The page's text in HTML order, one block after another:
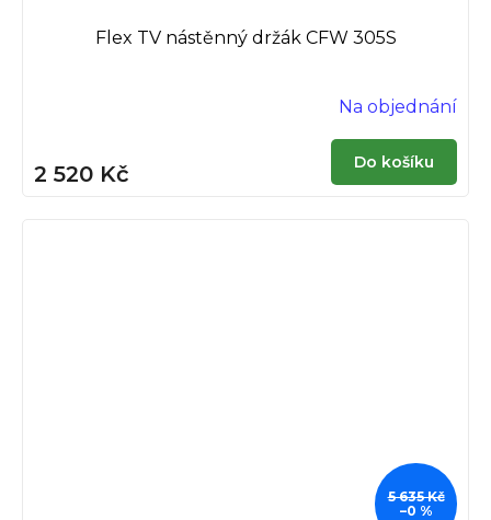
Flex TV nástěnný držák CFW 305S
Na objednání
2 520 Kč Do košíku
5 635 Kč
–0 %